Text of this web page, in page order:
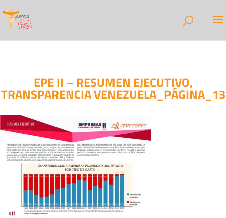
EPE II – RESUMEN EJECUTIVO,
TRANSPARENCIA VENEZUELA_PÁGINA_13